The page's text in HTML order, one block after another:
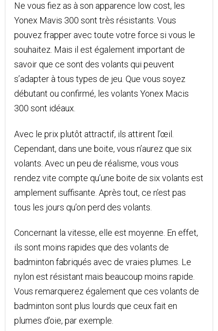
Ne vous fiez as à son apparence low cost, les
Yonex Mavis 300 sont très résistants. Vous
pouvez frapper avec toute votre force si vous le
souhaitez. Mais il est également important de
savoir que ce sont des volants qui peuvent
s’adapter à tous types de jeu. Que vous soyez
débutant ou confirmé, les volants Yonex Macis
300 sont idéaux.
Avec le prix plutôt attractif, ils attirent l’œil.
Cependant, dans une boite, vous n’aurez que six
volants. Avec un peu de réalisme, vous vous
rendez vite compte qu’une boite de six volants est
amplement suffisante. Après tout, ce n’est pas
tous les jours qu’on perd des volants.
Concernant la vitesse, elle est moyenne. En effet,
ils sont moins rapides que des volants de
badminton fabriqués avec de vraies plumes. Le
nylon est résistant mais beaucoup moins rapide.
Vous remarquerez également que ces volants de
badminton sont plus lourds que ceux fait en
plumes d’oie, par exemple.